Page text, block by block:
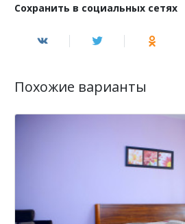
Сохранить в социальных сетях
Похожие варианты